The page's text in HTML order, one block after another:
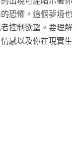
恐懼。這個夢境也
控制欲望。要理解
感以及你在現實生